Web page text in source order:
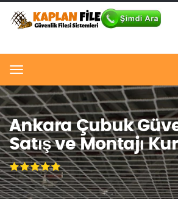
Menu
Ankara Çubuk
Satış ve Montajı